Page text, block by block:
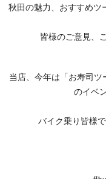
秋田の魅力、おすすめツ
皆様のご意見、
当店、今年は「お寿司ツ
のイベ
バイク乗り皆様